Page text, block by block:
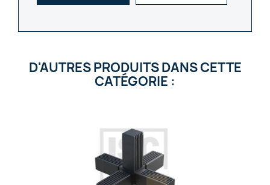
D'AUTRES PRODUITS DANS CETTE
CATÉGORIE :